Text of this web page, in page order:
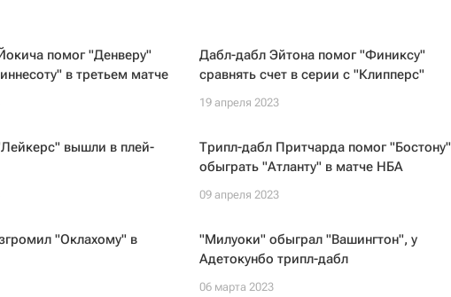
помог "Денверу"
в третьем матче
Дабл-дабл Эйтона помог "Финиксу"
сравнять счет в серии с "Клипперс"
19 апреля 2023
вышли в плей-
Трипл-дабл Притчарда помог "Бостону"
обыграть "Атланту" в матче НБА
09 апреля 2023
"Оклахому" в
"Милуоки" обыграл "Вашингтон", у
Адетокунбо трипл-дабл
06 марта 2023